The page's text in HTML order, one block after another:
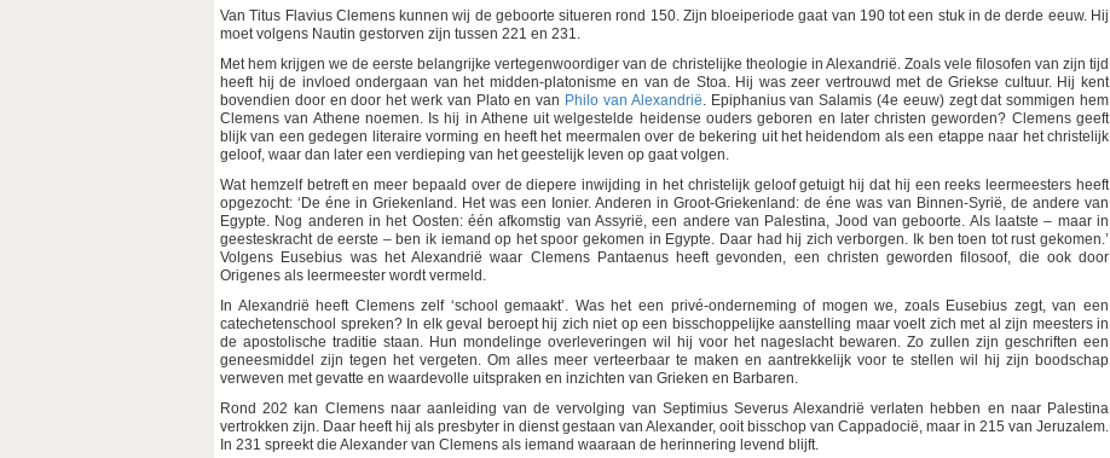
Van Titus Flavius Clemens kunnen wij de geboorte situeren rond 150. Zijn bloeiperiode gaat van 190 tot een stuk in de derde eeuw. Hij
moet volgens Nautin gestorven zijn tussen 221 en 231.
Met hem krijgen we de eerste belangrijke vertegenwoordiger van de christelijke theologie in Alexandrië. Zoals vele filosofen van zijn tijd
heeft hij de invloed ondergaan van het midden-platonisme en van de Stoa. Hij was zeer vertrouwd met de Griekse cultuur. Hij kent
bovendien door en door het werk van Plato en van Philo van Alexandrië. Epiphanius van Salamis (4e eeuw) zegt dat sommigen hem
Clemens van Athene noemen. Is hij in Athene uit welgestelde heidense ouders geboren en later christen geworden? Clemens geeft
blijk van een gedegen literaire vorming en heeft het meermalen over de bekering uit het heidendom als een etappe naar het christelijk
geloof, waar dan later een verdieping van het geestelijk leven op gaat volgen.
Wat hemzelf betreft en meer bepaald over de diepere inwijding in het christelijk geloof getuigt hij dat hij een reeks leermeesters heeft
opgezocht: ‘De éne in Griekenland. Het was een Ionier. Anderen in Groot-Griekenland: de éne was van Binnen-Syrië, de andere van
Egypte. Nog anderen in het Oosten: één afkomstig van Assyrië, een andere van Palestina, Jood van geboorte. Als laatste – maar in
geesteskracht de eerste – ben ik iemand op het spoor gekomen in Egypte. Daar had hij zich verborgen. Ik ben toen tot rust gekomen.’
Volgens Eusebius was het Alexandrië waar Clemens Pantaenus heeft gevonden, een christen geworden filosoof, die ook door
Origenes als leermeester wordt vermeld.
In Alexandrië heeft Clemens zelf ‘school gemaakt’. Was het een privé-onderneming of mogen we, zoals Eusebius zegt, van een
catechetenschool spreken? In elk geval beroept hij zich niet op een bisschoppelijke aanstelling maar voelt zich met al zijn meesters in
de apostolische traditie staan. Hun mondelinge overleveringen wil hij voor het nageslacht bewaren. Zo zullen zijn geschriften een
geneesmiddel zijn tegen het vergeten. Om alles meer verteerbaar te maken en aantrekkelijk voor te stellen wil hij zijn boodschap
verweven met gevatte en waardevolle uitspraken en inzichten van Grieken en Barbaren.
Rond 202 kan Clemens naar aanleiding van de vervolging van Septimius Severus Alexandrië verlaten hebben en naar Palestina
vertrokken zijn. Daar heeft hij als presbyter in dienst gestaan van Alexander, ooit bisschop van Cappadocië, maar in 215 van Jeruzalem.
In 231 spreekt die Alexander van Clemens als iemand waaraan de herinnering levend blijft.